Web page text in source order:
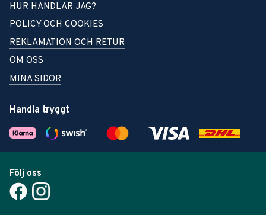
HUR HANDLAR JAG?
POLICY OCH COOKIES
REKLAMATION OCH RETUR
OM OSS
MINA SIDOR
Handla tryggt
Följ oss